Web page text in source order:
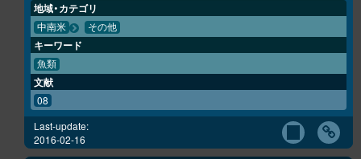
地域・カテゴリ
中南米 その他
キーワード
魚類
文献
08
Last-update:
2016-02-16